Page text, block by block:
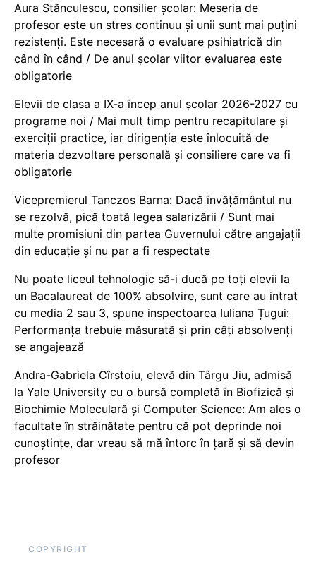
Aura Stănculescu, consilier școlar: Meseria de
profesor este un stres continuu și unii sunt mai puțini
rezistenți. Este necesară o evaluare psihiatrică din
când în când / De anul școlar viitor evaluarea este
obligatorie
Elevii de clasa a IX-a încep anul școlar 2026-2027 cu
programe noi / Mai mult timp pentru recapitulare și
exerciții practice, iar dirigenția este înlocuită de
materia dezvoltare personală și consiliere care va fi
obligatorie
Vicepremierul Tanczos Barna: Dacă învățământul nu
se rezolvă, pică toată legea salarizării / Sunt mai
multe promisiuni din partea Guvernului către angajații
din educație și nu par a fi respectate
Nu poate liceul tehnologic să-i ducă pe toți elevii la
un Bacalaureat de 100% absolvire, sunt care au intrat
cu media 2 sau 3, spune inspectoarea Iuliana Țugui:
Performanța trebuie măsurată și prin câți absolvenți
se angajează
Andra-Gabriela Cîrstoiu, elevă din Târgu Jiu, admisă
la Yale University cu o bursă completă în Biofizică și
Biochimie Moleculară și Computer Science: Am ales o
facultate în străinătate pentru că pot deprinde noi
cunoștințe, dar vreau să mă întorc în țară și să devin
profesor
COPYRIGHT